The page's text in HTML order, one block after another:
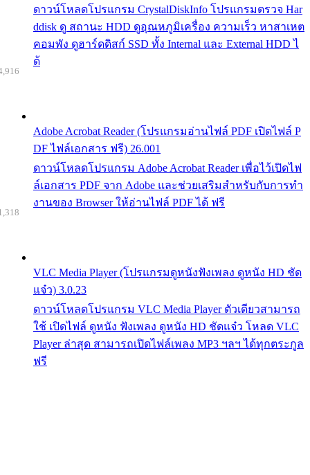
ดาวน์โหลดโปรแกรม CrystalDiskInfo โปรแกรมตรวจ Har
ddisk ดู สถานะ HDD ดูอุณหภูมิเครื่อง ความเร็ว หาสาเหต
คอมพัง ดูฮาร์ดดิสก์ SSD ทั้ง Internal และ External HDD ไ
ด้
Adobe Acrobat Reader (โปรแกรมอ่านไฟล์ PDF เปิดไฟล์ P
DF ไฟล์เอกสาร ฟรี) 26.001
ดาวน์โหลดโปรแกรม Adobe Acrobat Reader เพื่อไว้เปิดไฟ
ล์เอกสาร PDF จาก Adobe และช่วยเสริมสำหรับกับการทำ
งานของ Browser ให้อ่านไฟล์ PDF ได้ ฟรี
VLC Media Player (โปรแกรมดูหนังฟังเพลง ดูหนัง HD ชัด
แจ๋ว) 3.0.23
ดาวน์โหลดโปรแกรม VLC Media Player ตัวเดียวสามารถ
ใช้ เปิดไฟล์ ดูหนัง ฟังเพลง ดูหนัง HD ชัดแจ๋ว โหลด VLC
Player ล่าสุด สามารถเปิดไฟล์เพลง MP3 ฯลฯ ได้ทุกตระกูล
ฟรี